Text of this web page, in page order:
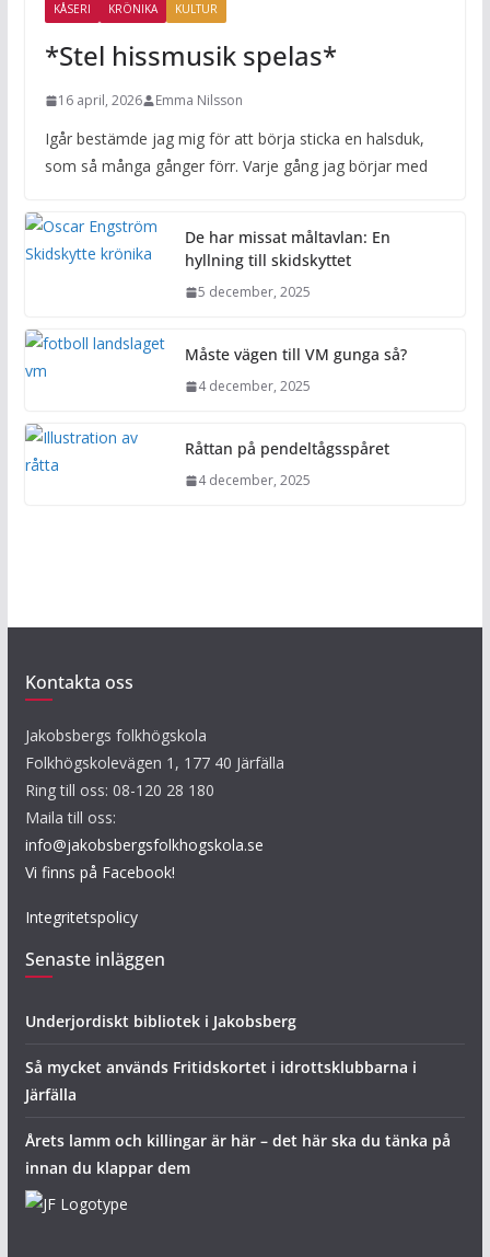
KÅSERI KRÖNIKA KULTUR
*Stel hissmusik spelas*
16 april, 2026 Emma Nilsson
Igår bestämde jag mig för att börja sticka en halsduk,
som så många gånger förr. Varje gång jag börjar med
De har missat måltavlan: En
hyllning till skidskyttet
5 december, 2025
Måste vägen till VM gunga så?
4 december, 2025
Råttan på pendeltågsspåret
4 december, 2025
Kontakta oss
Jakobsbergs folkhögskola
Folkhögskolevägen 1, 177 40 Järfälla
Ring till oss: 08-120 28 180
Maila till oss:
info@jakobsbergsfolkhogskola.se
Vi finns på Facebook!
Integritetspolicy
Senaste inläggen
Underjordiskt bibliotek i Jakobsberg
Så mycket används Fritidskortet i idrottsklubbarna i
Järfälla
Årets lamm och killingar är här – det här ska du tänka på
innan du klappar dem